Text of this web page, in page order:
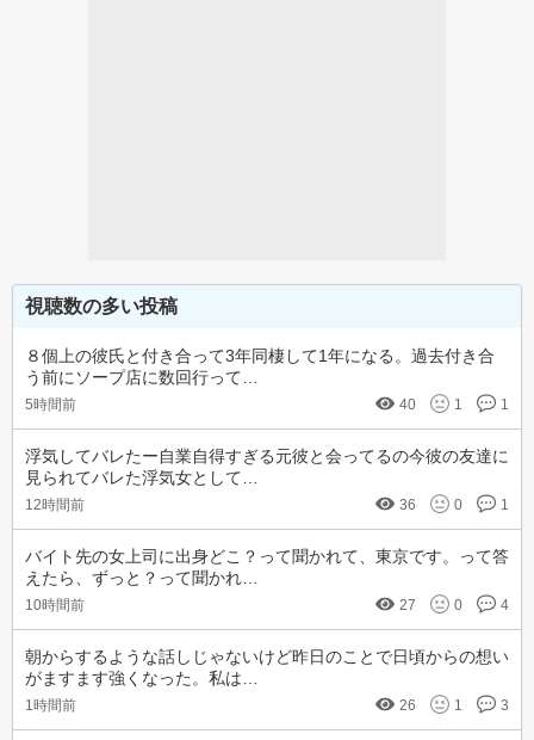
視聴数の多い投稿
８個上の彼氏と付き合って3年同棲して1年になる。過去付き合
う前にソープ店に数回行って…
5時間前 40 1 1
浮気してバレたー自業自得すぎる元彼と会ってるの今彼の友達に
見られてバレた浮気女として…
12時間前 36 0 1
バイト先の女上司に出身どこ？って聞かれて、東京です。って答
えたら、ずっと？って聞かれ…
10時間前 27 0 4
朝からするような話しじゃないけど昨日のことで日頃からの想い
がますます強くなった。私は…
1時間前 26 1 3